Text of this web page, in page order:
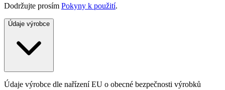
Dodržujte prosím Pokyny k použití.
Údaje výrobce
Údaje výrobce dle nařízení EU o obecné bezpečnosti výrobků